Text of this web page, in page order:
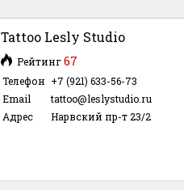
Tattoo Lesly Studio
Рейтинг67
Телефон +7 (921) 633-56-73
Email
tattoo@leslystudio.ru
Адрес
Нарвский пр-т 23/2